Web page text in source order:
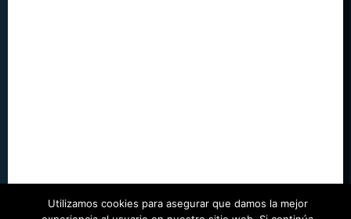
Utilizamos cookies para asegurar que damos la mejor